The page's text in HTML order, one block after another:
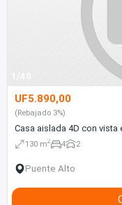
1/40
UF5.890,00
(Rebajado 3%)
Casa aislada 4D con vista
130 m2 4 2
Puente Alto